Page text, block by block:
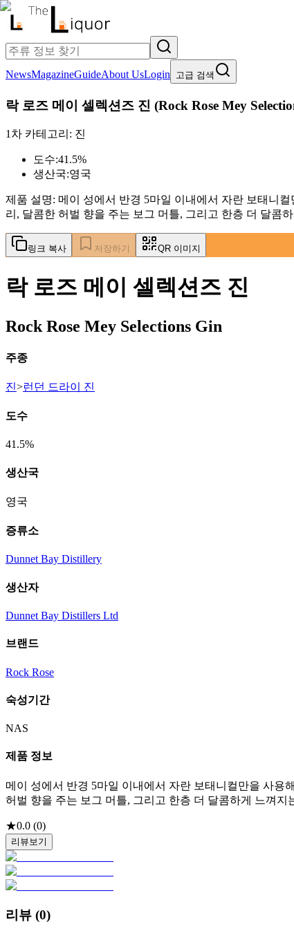
NewsMagazineGuideAbout UsLogin 고급 검색
락 로즈 메이 셀렉션즈 진 (Rock Rose Mey
1차 카테고리: 진
도수:41.5%
생산국:영국
제품 설명: 메이 성에서 반경 5마일 이내에서 자란 보태니
리, 달콤한 허벌 향을 주는 보그 머틀, 그리고 한층 더 달콤
링크 복사 저장하기 QR 이미지
락 로즈 메이 셀렉션즈 진
Rock Rose Mey Selections Gin
주종
진>런던 드라이 진
도수
41.5%
생산국
영국
증류소
Dunnet Bay Distillery
생산자
Dunnet Bay Distillers Ltd
브랜드
Rock Rose
숙성기간
NAS
제품 정보
메이 성에서 반경 5마일 이내에서 자란 보태니컬만을 사
허벌 향을 주는 보그 머틀, 그리고 한층 더 달콤하게 느껴
★0.0 (0)
리뷰보기
리뷰 (0)